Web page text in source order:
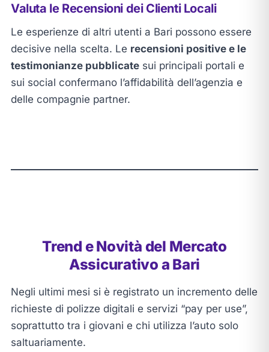
Valuta le Recensioni dei Clienti Locali
Le esperienze di altri utenti a Bari possono essere
decisive nella scelta. Le recensioni positive e le
testimonianze pubblicatesui principali portali e
sui social confermano l’affidabilità dell’agenzia e
delle compagnie partner.
Trend e Novità del Mercato
Assicurativo a Bari
Negli ultimi mesi si è registrato un incremento delle
richieste di polizze digitali e servizi “pay per use”,
soprattutto tra i giovani e chi utilizza l’auto solo
saltuariamente.